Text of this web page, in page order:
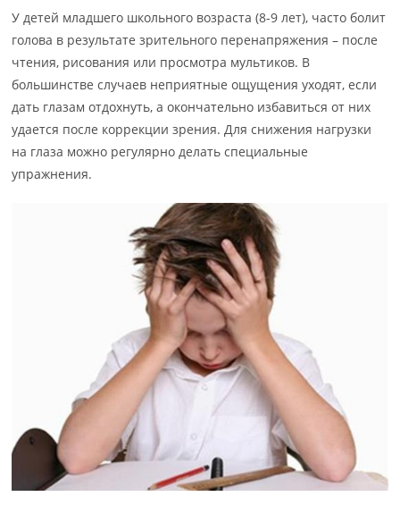
У детей младшего школьного возраста (8-9 лет), часто болит
голова в результате зрительного перенапряжения – после
чтения, рисования или просмотра мультиков. В
большинстве случаев неприятные ощущения уходят, если
дать глазам отдохнуть, а окончательно избавиться от них
удается после коррекции зрения. Для снижения нагрузки
на глаза можно регулярно делать специальные
упражнения.